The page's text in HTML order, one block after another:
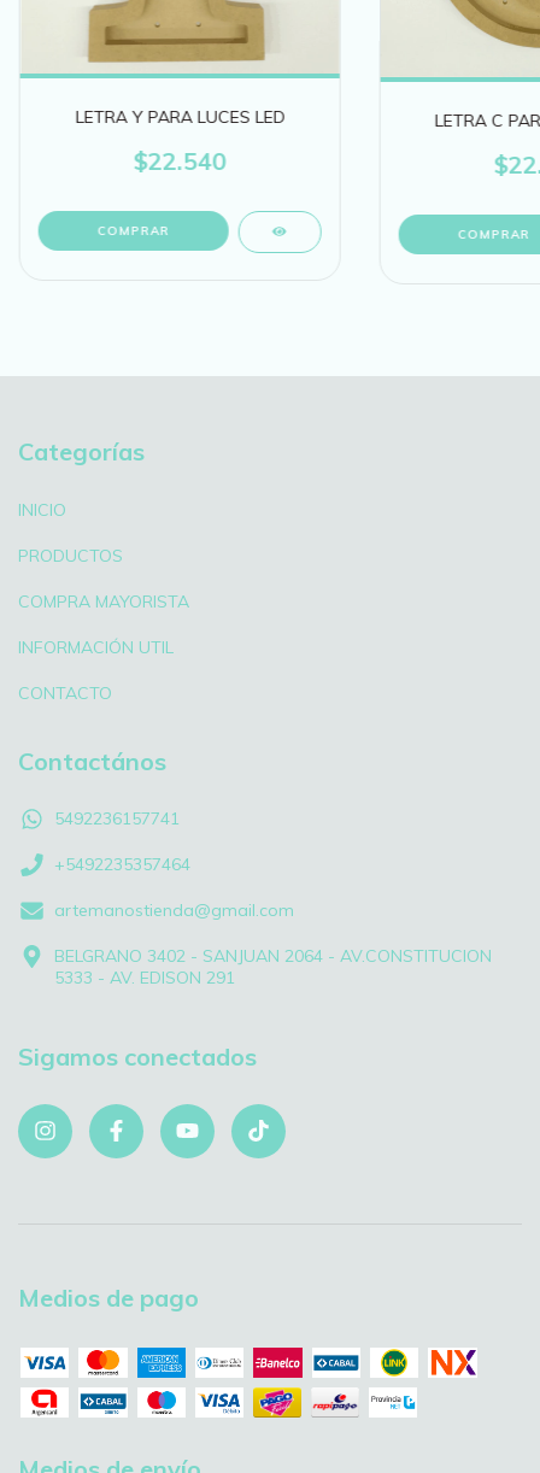
LETRA Y PARA LUCES LED
$22.540
LETRA C
Categorías
INICIO
PRODUCTOS
COMPRA MAYORISTA
INFORMACIÓN UTIL
CONTACTO
Contactános
5492236157741
+5492235357464
artemanostienda@gmail.com
BELGRANO 3402 - SANJUAN 2064 - AV.CONSTITUCION
5333 - AV. EDISON 291
Sigamos conectados
Medios de pago